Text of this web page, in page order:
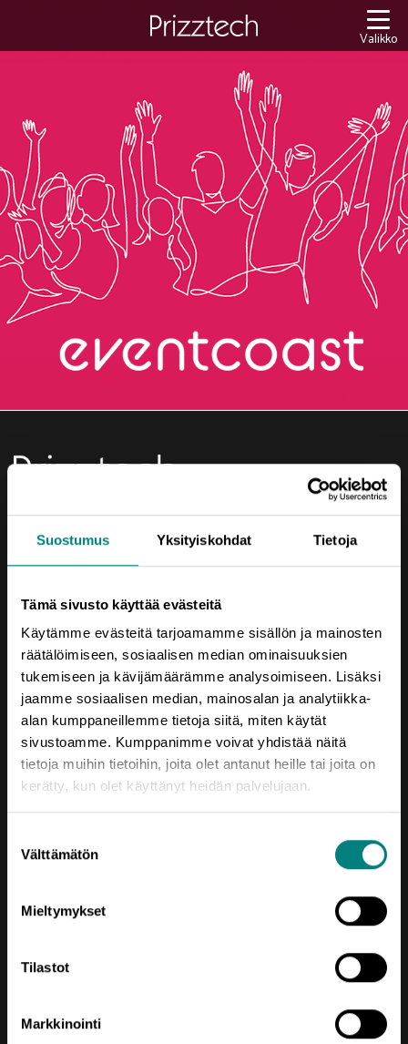
Suostumus Yksityiskohdat Tietoja
Tämä sivusto käyttää evästeitä
Käytämme evästeitä tarjoamamme sisällön ja mainosten
räätälöimiseen, sosiaalisen median ominaisuuksien
tukemiseen ja kävijämäärämme analysoimiseen. Lisäksi
jaamme sosiaalisen median, mainosalan ja analytiikka-
alan kumppaneillemme tietoja siitä, miten käytät
sivustoamme. Kumppanimme voivat yhdistää näitä
tietoja muihin tietoihin, joita olet antanut heille tai joita on
kerätty, kun olet käyttänyt heidän palvelujaan.
valinta
Välttämätön
Mieltymykset
Tilastot
Markkinointi
Valikko
Yhteystiedot
Porin Leijona
28100 Pori
Vaihde (02) 620 5300
prizztech@prizz.fi
etunimi.sukunimi@prizz.fi
Rekisteriseloste
Saavutettavuusseloste
Oikotie
AJANKOHTAISTA